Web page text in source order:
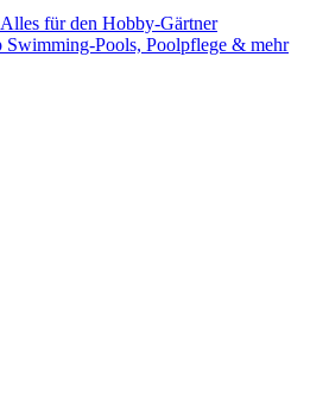
Alles für den Hobby-Gärtner
Swimming-Pools, Poolpflege & mehr